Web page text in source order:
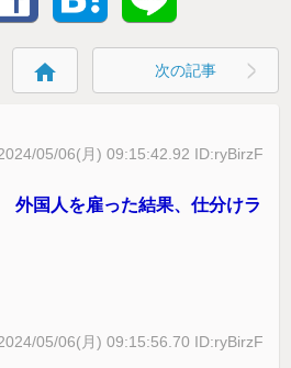
home 次の記事
05/06(月) 09:15:42.92 ID:ryBirzF
外国人を雇った結果、仕分けラ
05/06(月) 09:15:56.70 ID:ryBirzF